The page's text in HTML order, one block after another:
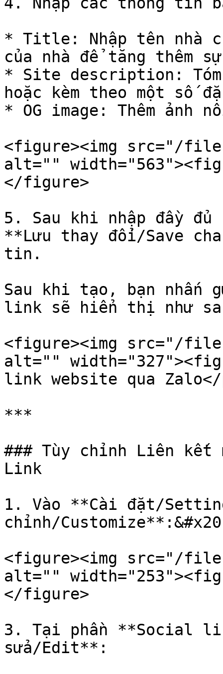
* Title: Nhập tên nhà
của nhà để tăng thêm
* Site description:
hoặc kèm theo một số
* OG image: Thêm ảnh
<figure><img src="/files/
alt=""
</figure>
5. Sau khi nhập đầy
**Lưu thay đổi/Save
tin.
Sau khi tạo, bạn nhấn
link sẽ hiển thị như
<figure><img src="/
alt=""
link website qua
***
### Tùy chỉnh Liên kết
Link
1. Vào **Cài đặt/
chỉnh/
<figure><img src="/
alt=""
</figure>
3. Tại phần **Social
sửa/Edit**: